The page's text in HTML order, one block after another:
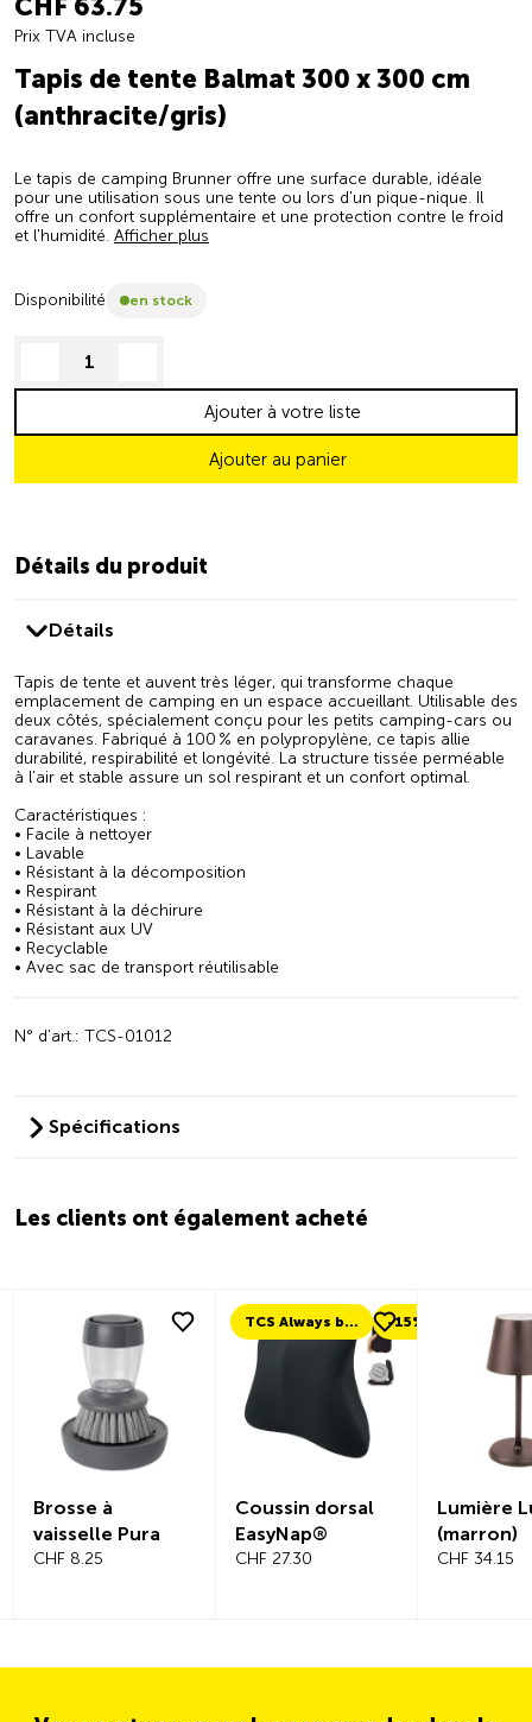
CHF 63.75
Prix TVA incluse
Tapis de tente Balmat 300 x 300 cm
(anthracite/gris)
Le tapis de camping Brunner offre une surface durable, idéale
pour une utilisation sous une tente ou lors d'un pique-nique. Il
offre un confort supplémentaire et une protection contre le froid
et l'humidité. Afficher plus
Disponibilité en stock
decrease quantity
Ajouter au panier
Ajouter à votre liste
Détails du produit
Détails
Tapis de tente et auvent très léger, qui transforme chaque
emplacement de camping en un espace accueillant. Utilisable des
deux côtés, spécialement conçu pour les petits camping-cars ou
caravanes. Fabriqué à 100 % en polypropylène, ce tapis allie
durabilité, respirabilité et longévité. La structure tissée perméable
à l’air et stable assure un sol respirant et un confort optimal.
Caractéristiques :
• Facile à nettoyer
• Lavable
• Résistant à la décomposition
• Respirant
• Résistant à la déchirure
• Résistant aux UV
• Recyclable
• Avec sac de transport réutilisable
N° d’art.: TCS-01012
Spécifications
Les clients ont également acheté
Brosse à
vaisselle Pura
CHF 8.25
TCS Always by my side -15%
Coussin dorsal
EasyNap®
CHF 27.30
Lumière
(marron)
CHF 34.15